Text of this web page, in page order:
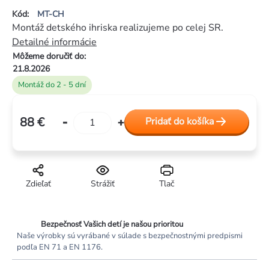
Kód: MT-CH
hodnotenie
produktu
je
0,0
z
5
hviezdičiek.
Montáž do 2 - 5 dní
Môžeme doručiť do:
21.8.2026
Montáž detského ihriska realizujeme po celej SR.
Detailné informácie
Tlač
Strážiť
Zdieľať
88 €
Jednotková
Pridať do košíka
Bezpečnosť Vašich detí je našou prioritou
Naše výrobky sú vyrábané v súlade s bezpečnostnými predpismi
podľa EN 71 a EN 1176.